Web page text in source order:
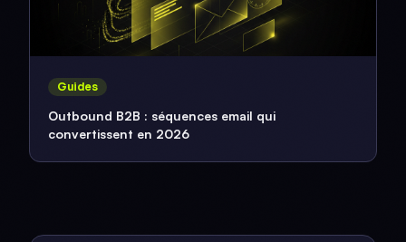
Guides
Outbound B2B : séquences email qui
convertissent en 2026